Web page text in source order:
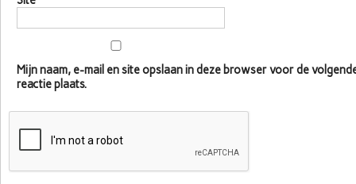
Mijn naam, e-mail en site opslaan in deze browser voor de
reactie plaats.